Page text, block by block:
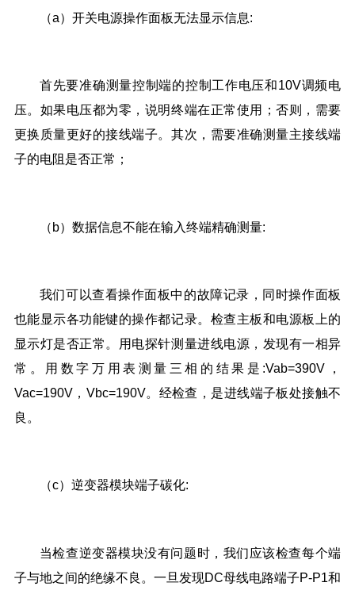
（a）开关电源操作面板无法显示信息:
首先要准确测量控制端的控制工作电压和10V调频电
压。如果电压都为零，说明终端在正常使用；否则，需要
更换质量更好的接线端子。其次，需要准确测量主接线端
子的电阻是否正常；
（b）数据信息不能在输入终端精确测量:
我们可以查看操作面板中的故障记录，同时操作面板
也能显示各功能键的操作都记录。检查主板和电源板上的
显示灯是否正常。用电探针测量进线电源，发现有一相异
常。用数字万用表测量三相的结果是:Vab=390V，
Vac=190V，Vbc=190V。经检查，是进线端子板处接触不
良。
（c）逆变器模块端子碳化:
当检查逆变器模块没有问题时，我们应该检查每个端
子与地之间的绝缘不良。一旦发现DC母线电路端子P-P1和